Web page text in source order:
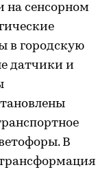
на сенсорном
в городскую
датчики и
В